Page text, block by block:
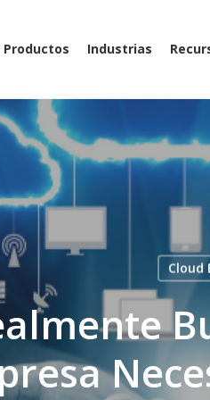
Productos Industrias
Cloud